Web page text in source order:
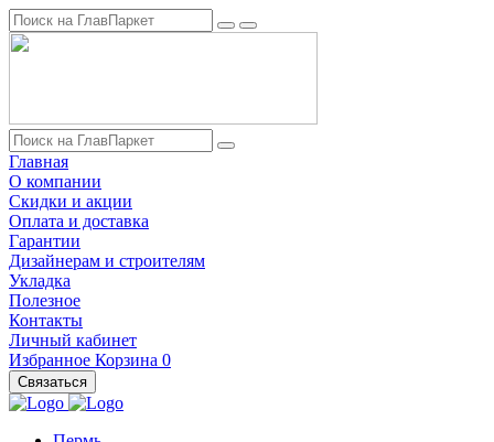
Главная
О компании
Скидки и акции
Оплата и доставка
Гарантии
Дизайнерам и строителям
Укладка
Полезное
Контакты
Личный кабинет
Избранное Корзина 0
Связаться